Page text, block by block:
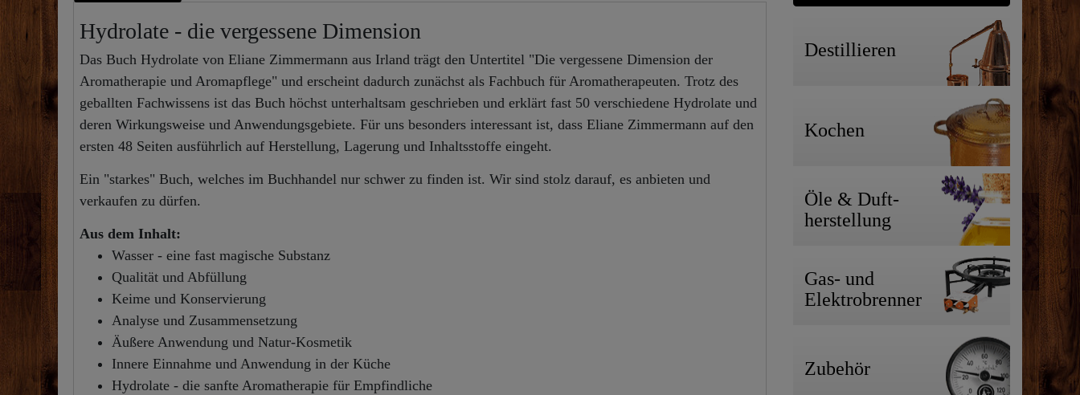
Hydrolate - die vergessene Dimension
Das Buch Hydrolate von Eliane Zimmermann aus Irland trägt den Untertitel "Die vergessene Dimension der
Aromatherapie und Aromapflege" und erscheint dadurch zunächst als Fachbuch für Aromatherapeuten. Trotz des
geballten Fachwissens ist das Buch höchst unterhaltsam geschrieben und erklärt fast 50 verschiedene Hydrolate und
deren Wirkungsweise und Anwendungsgebiete. Für uns besonders interessant ist, dass Eliane Zimmermann auf den
ersten 48 Seiten ausführlich auf Herstellung, Lagerung und Inhaltsstoffe eingeht.
Ein "starkes" Buch, welches im Buchhandel nur schwer zu finden ist. Wir sind stolz darauf, es anbieten und
verkaufen zu dürfen.
Aus dem Inhalt:
Wasser - eine fast magische Substanz
Qualität und Abfüllung
Keime und Konservierung
Analyse und Zusammensetzung
Äußere Anwendung und Natur-Kosmetik
Innere Einnahme und Anwendung in der Küche
Hydrolate - die sanfte Aromatherapie für Empfindliche
Destillieren
Kochen
Öle & Duft-
herstellung
Gas- und
Elektrobrenner
Zubehör